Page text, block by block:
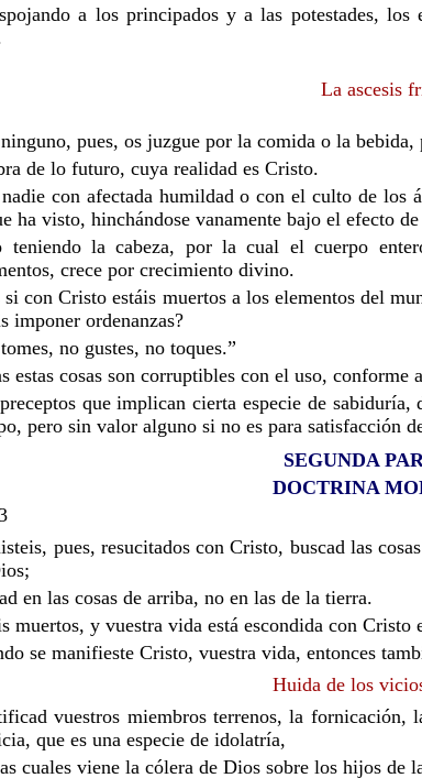
a los principados y a las potestades,
La ascesis
pues, os juzgue por la comida o la
de lo futuro, cuya realidad es Cristo.
con afectada humildad o con el culto de los
ha visto, hinchándose vanamente bajo el efecto
teniendo la cabeza, por la cual el cuerpo
crece por crecimiento divino.
si con Cristo estáis muertos a los elementos del
imponer ordenanzas?
no gustes, no toques.”
estas cosas son corruptibles con el uso, conforme
que implican cierta especie de
pero sin valor alguno si no es para satisfacción
SEGUNDA
DOCTRINA
pues, resucitados con Cristo, buscad las
en las cosas de arriba, no en las de la tierra.
muertos, y vuestra vida está escondida con Cristo
se manifieste Cristo, vuestra vida, entonces
Huida de los
vuestros miembros terrenos, la fornicación,
que es una especie de idolatría,
cuales viene la cólera de Dios sobre los hijos de